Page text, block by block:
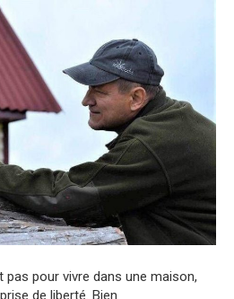
pour vivre dans une maison,
de liberté. Bien